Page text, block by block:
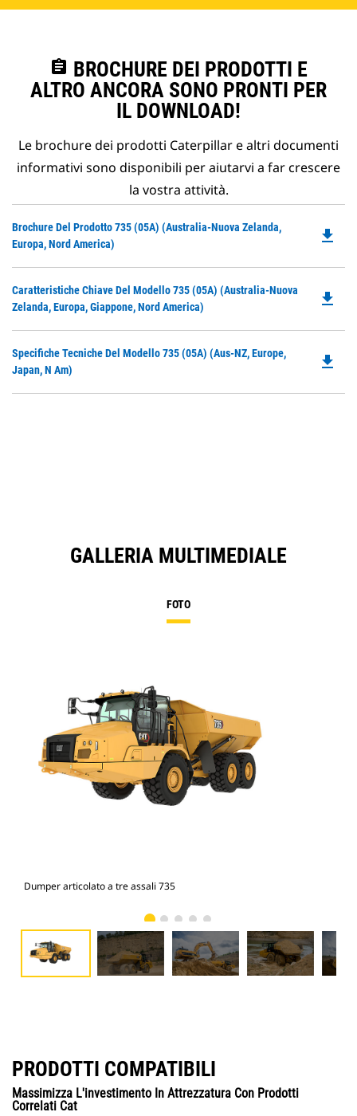
assignment BROCHURE DEI PRODOTTI E
ALTRO ANCORA SONO PRONTI PER
IL DOWNLOAD!
Le brochure dei prodotti Caterpillar e altri documenti
informativi sono disponibili per aiutarvi a far crescere
la vostra attività.
Brochure Del Prodotto 735 (05A) (Australia-Nuova Zelanda,
Europa, Nord America)
file_download
Caratteristiche Chiave Del Modello 735 (05A) (Australia-Nuova
Zelanda, Europa, Giappone, Nord America)
file_download
Specifiche Tecniche Del Modello 735 (05A) (Aus-NZ, Europe,
Japan, N Am)
file_download
GALLERIA MULTIMEDIALE
FOTO
Dumper articolato a tre assali 735
PRODOTTI COMPATIBILI
Massimizza L'investimento In Attrezzatura Con Prodotti
Correlati Cat